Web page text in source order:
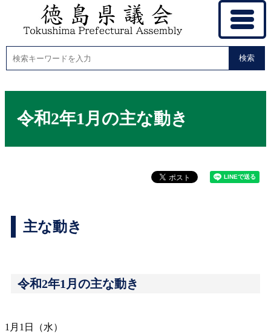
検索
令和2年1月の主な動き
主な動き
令和2年1月の主な動き
1月1日（水）